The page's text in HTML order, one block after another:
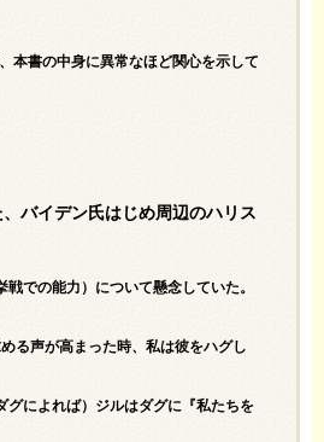
本書の中身に異常なほど関心を示して
バイデン氏はじめ周辺のハリス
での能力）について懸念していた。
る声が高まった時、私は彼をハグし
グによれば）ジルはダグに『私たちを